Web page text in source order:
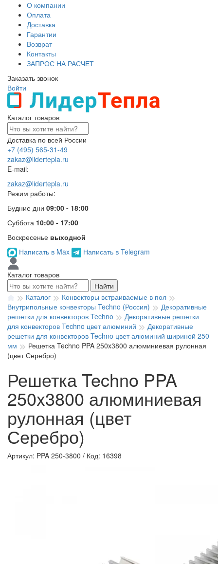
О компании
Оплата
Доставка
Гарантии
Возврат
Контакты
ЗАПРОС НА РАСЧЕТ
Заказать звонок
Войти
Каталог товаров
Доставка по всей России
+7 (495) 565-31-49
zakaz@lidertepla.ru
E-mail:
zakaz@lidertepla.ru
Режим работы:
Будние дни 09:00 - 18:00
Суббота 10:00 - 17:00
Воскресенье выходной
Написать в Max
Написать в Telegram
Каталог товаров
Найти
Каталог
Конвекторы встраиваемые в пол
Внутрипольные конвекторы Techno (Россия)
Декоративные
решетки для конвекторов Techno
Декоративные решетки
для конвекторов Techno цвет алюминий
Декоративные
решетки для конвекторов Techno цвет алюминий шириной 250
мм
Решетка Techno PPA 250x3800 алюминиевая рулонная
(цвет Серебро)
Решетка Techno PPA
250x3800 алюминиевая
рулонная (цвет
Серебро)
Артикул: PPA 250-3800 / Код: 16398